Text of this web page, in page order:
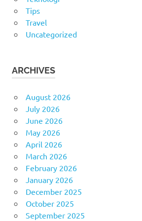
Tips
Travel
Uncategorized
ARCHIVES
August 2026
July 2026
June 2026
May 2026
April 2026
March 2026
February 2026
January 2026
December 2025
October 2025
September 2025